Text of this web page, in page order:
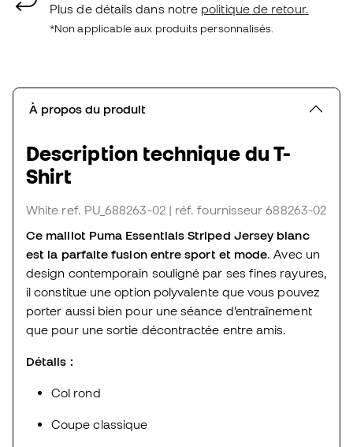
Plus de détails dans notre politique de retour.
*Non applicable aux produits personnalisés.
À propos du produit
Description technique du T-
Shirt
White ref. PU_688263-02 | réf. fournisseur 688263-02
Ce maillot Puma Essentials Striped Jersey blanc
est la parfaite fusion entre sport et mode . Avec un
design contemporain souligné par ses fines rayures,
il constitue une option polyvalente que vous pouvez
porter aussi bien pour une séance d’entraînement
que pour une sortie décontractée entre amis.
Détails :
Col rond
Coupe classique